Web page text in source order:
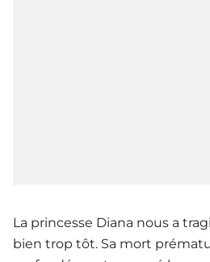
La princesse Diana nous a
bien trop tôt. Sa mort